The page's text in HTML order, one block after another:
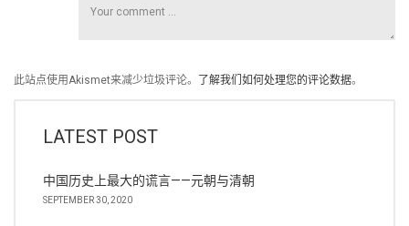
此站点使用Akismet来减少垃圾评论。 了解我们如何处理您的评论数据。
LATEST POST
中国历史上最大的谎言——元朝与清朝
SEPTEMBER 30, 2020